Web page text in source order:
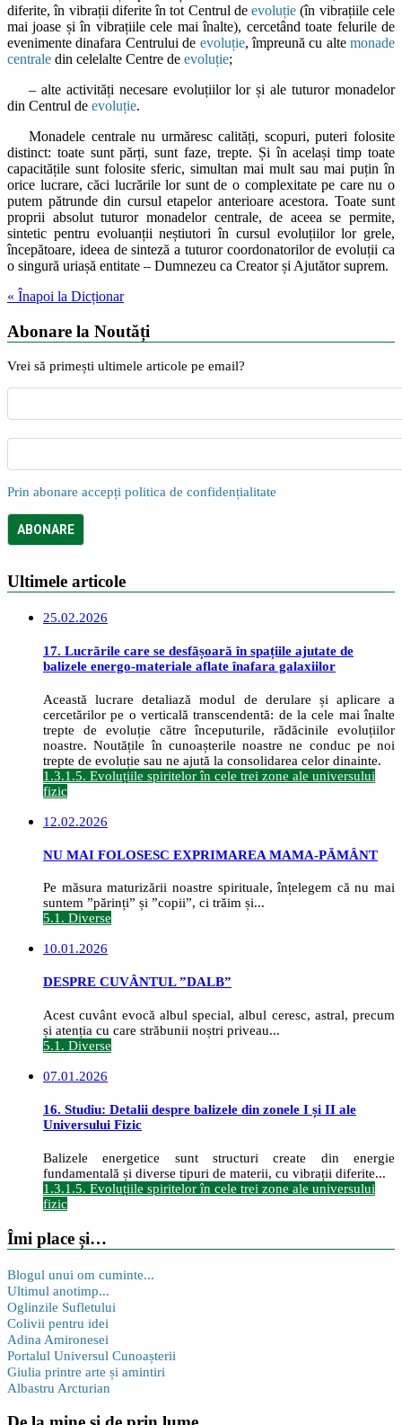
diferite, în vibrații diferite în tot Centrul deevoluție (în vibrațiile cele
mai joase și în vibrațiile cele mai înalte), cercetând toate felurile de
evenimente dinafara Centrului de evoluție, împreună cu alte monade
centrale din celelalte Centre de evoluție;
– alte activități necesare evoluțiilor lor și ale tuturor monadelor
din Centrul de evoluție.
Monadele centrale nu urmăresc calități, scopuri, puteri folosite
distinct: toate sunt părți, sunt faze, trepte. Și în același timp toate
capacitățile sunt folosite sferic, simultan mai mult sau mai puțin în
orice lucrare, căci lucrările lor sunt de o complexitate pe care nu o
putem pătrunde din cursul etapelor anterioare acestora. Toate sunt
proprii absolut tuturor monadelor centrale, de aceea se permite,
sintetic pentru evoluanții neștiutori în cursul evoluțiilor lor grele,
începătoare, ideea de sinteză a tuturor coordonatorilor de evoluții ca
o singură uriașă entitate – Dumnezeu ca Creator și Ajutător suprem.
« Înapoi la Dicționar
Abonare la Noutăți
Vrei să primești ultimele articole pe email?
Prin abonare accepți politica de confidențialitate
Ultimele articole
25.02.2026
17. Lucrările care se desfășoară în spațiile ajutate de
balizele energo-materiale aflate înafara galaxiilor
Această lucrare detaliază modul de derulare și aplicare a
cercetărilor pe o verticală transcendentă: de la cele mai înalte
trepte de evoluție către începuturile, rădăcinile evoluțiilor
noastre. Noutățile în cunoașterile noastre ne conduc pe noi
trepte de evoluție sau ne ajută la consolidarea celor dinainte.
1.3.1.5. Evoluțiile spiritelor în cele trei zone ale universului
fizic
12.02.2026
NU MAI FOLOSESC EXPRIMAREA MAMA-PĂMÂNT
Pe măsura maturizării noastre spirituale, înțelegem că nu mai
suntem ”părinți” și ”copii”, ci trăim și...
5.1. Diverse
10.01.2026
DESPRE CUVÂNTUL ”DALB”
Acest cuvânt evocă albul special, albul ceresc, astral, precum
și atenția cu care străbunii noștri priveau...
5.1. Diverse
07.01.2026
16. Studiu: Detalii despre balizele din zonele I și II ale
Universului Fizic
Balizele energetice sunt structuri create din energie
fundamentală și diverse tipuri de materii, cu vibrații diferite...
1.3.1.5. Evoluțiile spiritelor în cele trei zone ale universului
fizic
Îmi place și…
Blogul unui om cuminte...
Ultimul anotimp...
Oglinzile Sufletului
Colivii pentru idei
Adina Amironesei
Portalul Universul Cunoașterii
Giulia printre arte și amintiri
Albastru Arcturian